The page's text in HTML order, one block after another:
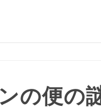
の便の